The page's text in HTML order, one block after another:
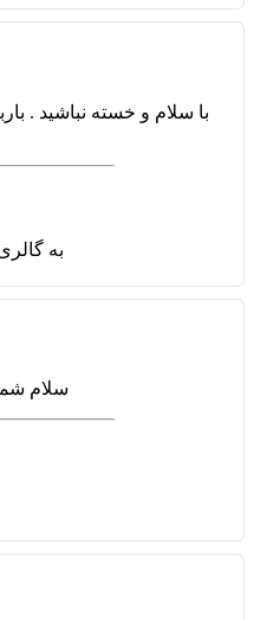
با سلام و خسته نباشید .
به
سلام